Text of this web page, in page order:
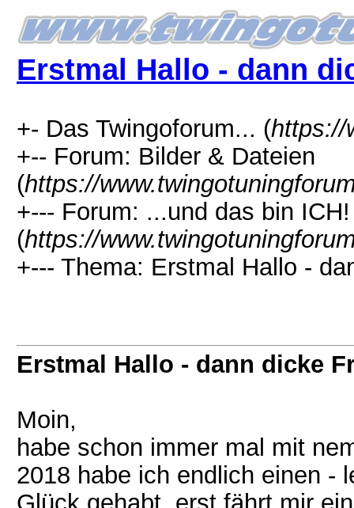
Erstmal Hallo - dann
+- Das Twingoforum... (https://
+-- Forum: Bilder & Dateien
(https://
+--- Forum: ...und das bin ICH!
(https://
+--- Thema: Erstmal Hallo -
Erstmal Hallo - dann dicke
Moin,
habe schon immer mal mit
2018 habe ich endlich einen -
Glück gehabt, erst fährt mir